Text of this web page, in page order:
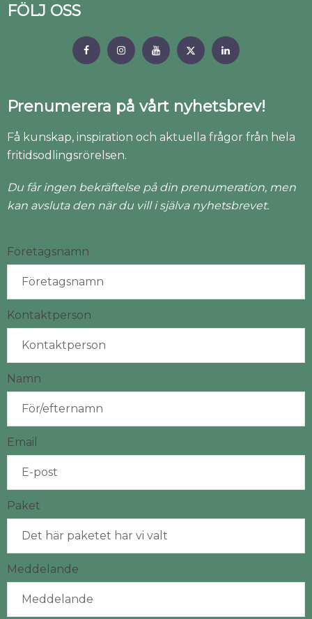
FÖLJ OSS
Prenumerera på vårt nyhetsbrev!
Få kunskap, inspiration och aktuella frågor från hela
fritidsodlingsrörelsen.
Du får ingen bekräftelse på din prenumeration, men
kan avsluta den när du vill i själva nyhetsbrevet.
Företagsnamn
Kontaktperson
Namn
Email
Paket
Meddelande